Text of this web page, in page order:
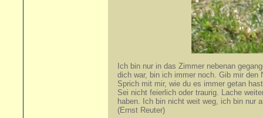
Ich bin nur in das Zimmer nebenan
dich war, bin ich immer noch. Gib mir den
Sprich mit mir, wie du es immer getan
Sei nicht feierlich oder traurig. Lache
haben. Ich bin nicht weit weg, ich bin nur
(Ernst Reuter)